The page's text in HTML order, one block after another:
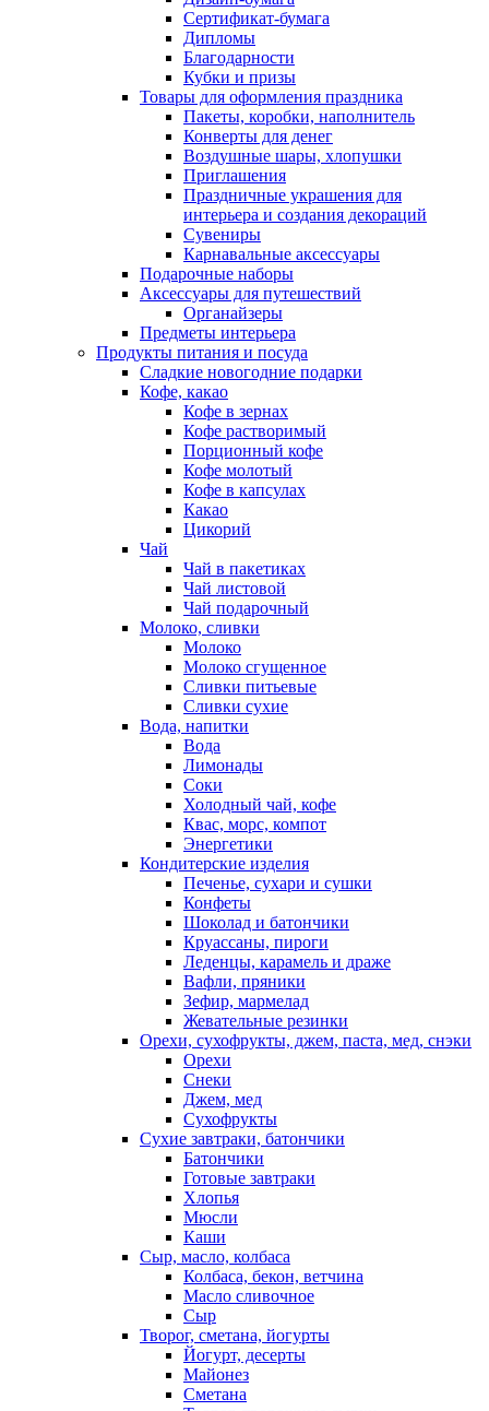
Сертификат-бумага
Дипломы
Благодарности
Кубки и призы
Товары для оформления праздника
Пакеты, коробки, наполнитель
Конверты для денег
Воздушные шары, хлопушки
Приглашения
Праздничные украшения для
интерьера и создания декораций
Сувениры
Карнавальные аксессуары
Подарочные наборы
Аксессуары для путешествий
Органайзеры
Предметы интерьера
Продукты питания и посуда
Сладкие новогодние подарки
Кофе, какао
Кофе в зернах
Кофе растворимый
Порционный кофе
Кофе молотый
Кофе в капсулах
Какао
Цикорий
Чай
Чай в пакетиках
Чай листовой
Чай подарочный
Молоко, сливки
Молоко
Молоко сгущенное
Сливки питьевые
Сливки сухие
Вода, напитки
Вода
Лимонады
Соки
Холодный чай, кофе
Квас, морс, компот
Энергетики
Кондитерские изделия
Печенье, сухари и сушки
Конфеты
Шоколад и батончики
Круассаны, пироги
Леденцы, карамель и драже
Вафли, пряники
Зефир, мармелад
Жевательные резинки
Орехи, сухофрукты, джем, паста, мед, снэки
Орехи
Снеки
Джем, мед
Сухофрукты
Сухие завтраки, батончики
Батончики
Готовые завтраки
Хлопья
Мюсли
Каши
Сыр, масло, колбаса
Колбаса, бекон, ветчина
Масло сливочное
Сыр
Творог, сметана, йогурты
Йогурт, десерты
Майонез
Сметана